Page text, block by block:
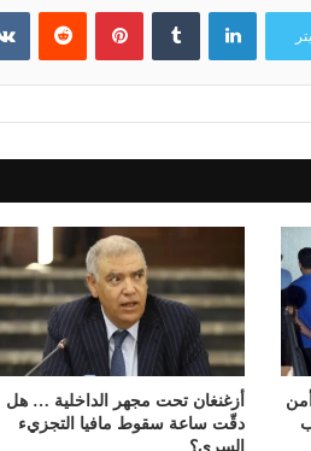
لينكدإن بينتيريست
أزغنغان تحت مجهر الداخلية … هل
دقّت ساعة سقوط مافيا التجزيء
السري؟